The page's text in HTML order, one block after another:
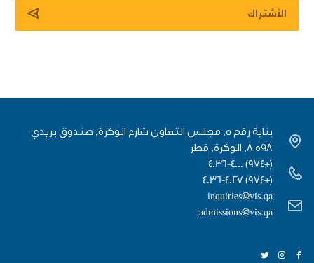
بناية رقم 5, مجلس التعاون شارع الوكرة, صندوق بريدي
٨٠٥٩٨, الوكرة, قطر
(+974) 4036-4000
(+974) 4036-4027
inquiries@vis.qa
admissions@vis.qa